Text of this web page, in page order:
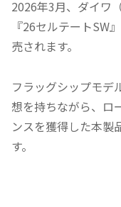
2026年3月、ダイワ
『26セルテートSW
売されます。
フラッグシップモデ
想を持ちながら、ロ
ンスを獲得した本製
す。